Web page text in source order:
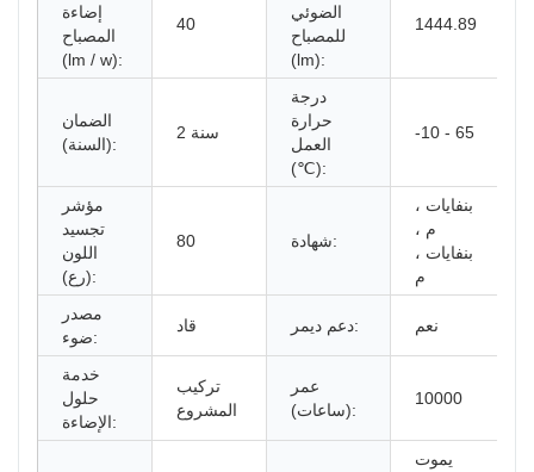
إضاءة
المصباح
(lm / w):
40
الضوئي
للمصباح
(lm):
1444.89
الضمان
(السنة):
2 سنة
درجة
حرارة
العمل
(℃):
-10 - 65
مؤشر
تجسيد
اللون
(رع):
80 شهادة:
بنفايات ،
م ،
بنفايات ،
م
مصدر
ضوء:
قاد دعم ديمر: نعم
خدمة
حلول
الإضاءة:
تركيب
المشروع
عمر
(ساعات):
10000
يموت